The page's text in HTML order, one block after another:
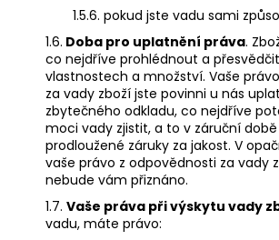
1.5.6. pokud jste vadu sami
1.6. Doba pro uplatnění práva.
co nejdříve prohlédnout a
vlastnostech a množství. Vaše
za vady zboží jste povinni u nás
zbytečného odkladu, co nejdříve
moci vady zjistit, a to v záruční
prodloužené záruky za jakost. V
vaše právo z odpovědnosti za vady
nebude vám přiznáno.
1.7. Vaše práva při výskytu vady
vadu, máte právo: